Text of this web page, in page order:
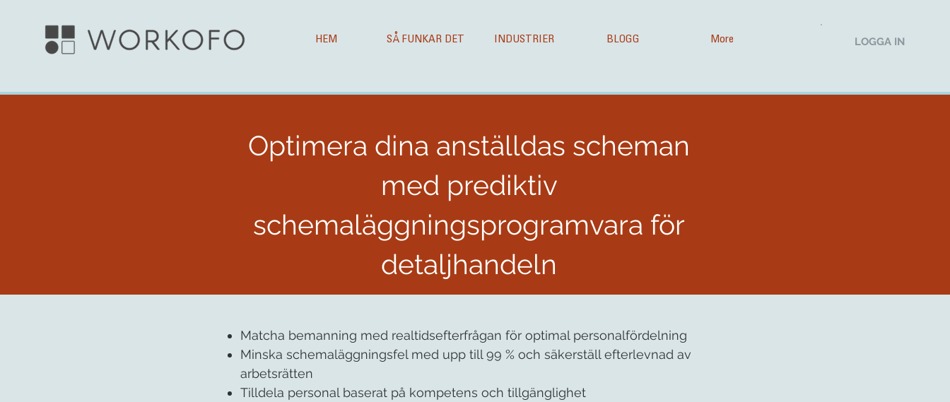
HEM SÅ FUNKAR DET INDUSTRIER BLOGG More LOGGA IN
Optimera dina anställdas scheman
med prediktiv
schemaläggningsprogramvara för
detaljhandeln
Matcha bemanning med realtidsefterfrågan för optimal personalfördelning
Minska schemaläggningsfel med upp till 99 % och säkerställ efterlevnad av
arbetsrätten
Tilldela personal baserat på kompetens och tillgänglighet